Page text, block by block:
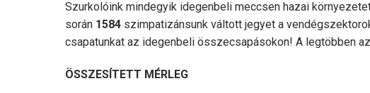
Szurkolóink mindegyik idegenbeli meccsen hazai
során 1584 szimpatizánsunk váltott jegyet a
csapatunkat az idegenbeli összecsapásokon! A legtöbben
ÖSSZESÍTETT MÉRLEG